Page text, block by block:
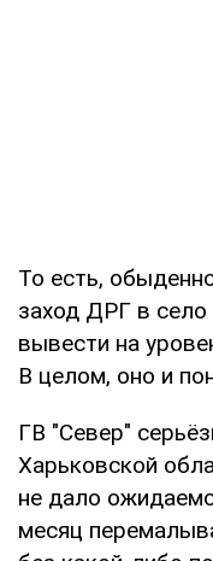
То есть,
заход ДРГ в село
вывести на
В целом, оно и
ГВ "Север"
Харьковской
не дало
месяц